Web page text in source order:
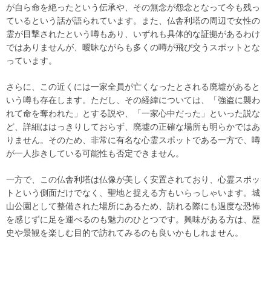
が自ら命を絶ったという伝承や、その無念が怨念となって今も残っ
ているという話が語られています。また、仏舎利塔の周辺で女性の
霊が目撃されたという噂もあり、いずれも具体的な証拠があるわけ
ではありませんが、曖昧ながらも多くの噂が飛び交うスポットとな
っています。
さらに、この近くには一家全員が亡くなったとされる廃墟があると
いう噂も存在します。ただし、その経緯については、「強盗に襲わ
れて命を奪われた」とする説や、「一家心中だった」といった説な
ど、詳細ははっきりしておらず、廃墟の正確な場所も明らかではあ
りません。そのため、非常に有名な心霊スポットである一方で、噂
が一人歩きしている可能性も否定できません。
一方で、この仏舎利塔は仏像が美しく安置されており、心霊スポッ
トという側面だけでなく、聖地と捉える方もいらっしゃいます。城
山公園として整備された場所にあるため、訪れる際にも過度な恐怖
を感じずに足を運べるのも魅力のひとつです。興味がある方は、歴
史や景観を楽しむ目的で訪れてみるのも良いかもしれません。